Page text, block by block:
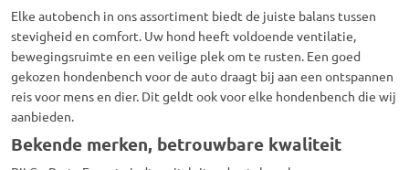
Elke autobench in ons assortiment biedt de juiste balans tussen
stevigheid en comfort. Uw hond heeft voldoende ventilatie,
bewegingsruimte en een veilige plek om te rusten. Een goed
gekozen hondenbench voor de auto draagt bij aan een ontspannen
reis voor mens en dier. Dit geldt ook voor elke hondenbench die wij
aanbieden.
Bekende merken, betrouwbare kwaliteit